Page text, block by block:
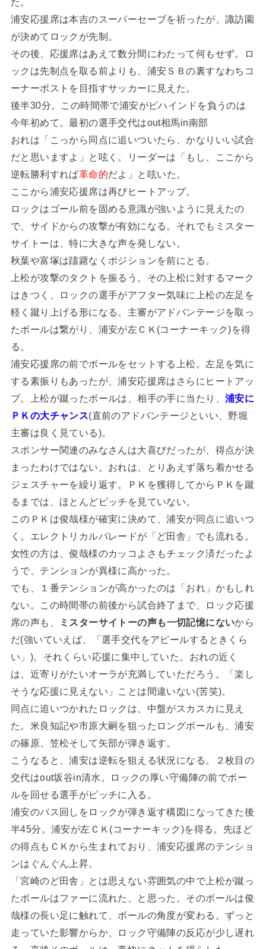
浦安応援席は本吉のスーパーセーブを祈ったが、諏訪園
が決めてロックが先制。
その後、応援席はあえて数分間にわたって何もせず。ロ
ックは先制点を取る前よりも、浦安ＳＢの裏すなわちコ
ーナーポストを目指すサッカーに見えた。
後半30分。この時間帯で浦安がビハインドを負うのは
今年初めて。最初の選手交代はout相馬in南部
おれは「こっから同点に追いついたら、かなりいい試合
だと思いますよ」と呟く。リーダーは「もし、ここから
逆転勝利すれば革命的だよ」と呟いた。
ここから浦安応援席は再びヒートアップ。
ロックはゴール前を固める意識が強いように見えたの
で、サイドからの攻撃が有効になる。それでもミスター
サイトーは、特に大きな声を発しない。
秋葉や富塚は躊躇なくポジションを前にとる。
上松が攻撃のタクトを振るう。その上松に対するマーク
はきつく、ロックの選手がアフター気味に上松の左足を
軽く蹴り上げる形になる。主審がアドバンテージを取っ
たボールは繋がり、浦安が左ＣＫ(コーナーキック)を得
る。
浦安応援席の前でボールをセットする上松。左足を気に
する素振りもあったが、浦安応援席はさらにヒートアッ
プ。上松が蹴ったボールは、相手の手に当たり、 浦安に
ＰＫの大チャンス(直前のアドバンテージといい、野堀
主審は良く見ている)。
スポンサー関連のみなさんは大喜びだったが、得点が決
まったわけではない。おれは、とりあえず落ち着かせる
ジェスチャーを繰り返す。ＰＫを獲得してからＰＫを蹴
るまでは、ほとんどピッチを見ていない。
このＰＫは俊哉様が確実に決めて、浦安が同点に追いつ
く。エレクトリカルパレードが「ど田舎」でも流れる。
女性の方は、俊哉様のカッコよさもチェック済だったよ
うで、テンションが異様に高かった。
でも、１番テンションが高かったのは「おれ」かもしれ
ない。この時間帯の前後から試合終了まで、ロック応援
席の声も、
ミスターサイトーの声も一切記憶にないから
だ(強いていえば、「選手交代をアピールするときくら
い」)。それくらい応援に集中していた。おれの近く
は、近寄りがたいオーラが充満していただろう。「楽し
そうな応援に見えない」ことは間違いない(苦笑)。
同点に追いつかれたロックは、中盤がスカスカに見え
た。米良知記や市原大嗣を狙ったロングボールも、浦安
の篠原、笠松そして矢部が弾き返す。
こうなると、浦安は逆転を狙える状況になる。２枚目の
交代はout坂谷in清水。ロックの厚い守備陣の前でボー
ルを回せる選手がピッチに入る。
浦安のパス回しをロックが弾き返す構図になってきた後
半45分。浦安が左ＣＫ(コーナーキック)を得る。先ほど
の得点もＣＫから生まれており、浦安応援席のテンショ
ンはぐんぐん上昇。
「宮崎のど田舎」とは思えない雰囲気の中で上松が蹴っ
たボールはファーに流れた、と思った。そのボールは俊
哉様の長い足に触れて、ボールの角度が変わる。ずっと
走っていた影響からか、ロック守備陣の反応が少し遅れ